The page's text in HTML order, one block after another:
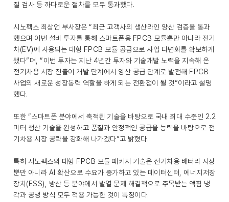
질 검사 등 까다로운 절차를 모두 통과했다.
시노펙스 최상언 부사장은 “최근 고객사의 생산라인 양산 검증을 통과
했으며 이번 설비 투자를 통해 스마트폰용 FPCB 모듈뿐만 아니라 전기
차(EV)에 사용되는 대형 FPCB 모듈 공급으로 사업 다변화를 확보하게
됐다”며, “이번 투자는 지난 4년간 투자와 기술개발 노력을 지속해 온
전기차용 시장 진출이 개발 단계에서 양산 공급 단계로 발전해 FPCB
사업의 새로운 성장동력 역할을 하게 되는 전환점이 될 것”이라고 설명
했다.
또한 “스마트폰 분야에서 축적된 기술을 바탕으로 국내 최대 수준인 2.2
미터 생산 기술을 완성하고 품질과 안정적인 공급을 능력을 바탕으로 전
기차용 시장 공략을 강화해 나가겠다”고 밝혔다.
특히 시노펙스의 대형 FPCB 모듈 패키지 기술은 전기차용 배터리 시장
뿐만 아니라 AI 확산으로 수요가 증가하고 있는 데이터센터, 에너지저장
장치(ESS), 방산 등 분야에서 발열 문제 해결책으로 주목받는 액침 냉
각과 공냉 방식 모두 적용 가능한 것이 특징이다.